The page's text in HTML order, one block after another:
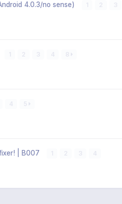
4.0.3/no sense)
| B007